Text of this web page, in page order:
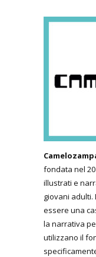
fondata nel
illustrati e
giovani adulti.
essere una
la narrativa
utilizzano il